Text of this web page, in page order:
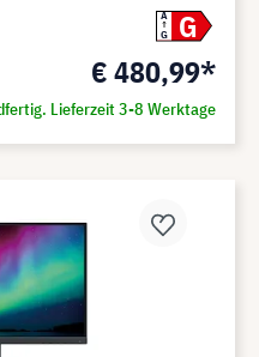
A
G
G
€ 480,99*
Lieferzeit 3-8 Werktage